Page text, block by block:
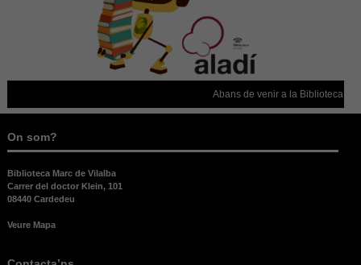
Abans de venir a la Biblioteca,
On som?
Biblioteca Marc de Vilalba
Carrer del doctor Klein, 101
08440 Cardedeu
Veure Mapa
funcionament
web.
Estadístiques
Per a millorar
aquestes